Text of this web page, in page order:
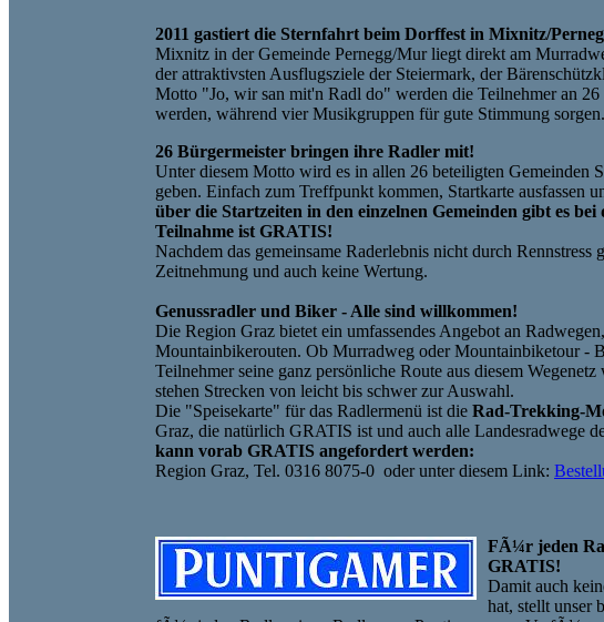
2011 gastiert die Sternfahrt beim Dorffest in Mixnitz/
Mixnitz in der Gemeinde Pernegg/Mur liegt direkt am
der attraktivsten Ausflugsziele der Steiermark, der
Motto "Jo, wir san mit'n Radl do" werden die Teilnehmer an
werden, während vier Musikgruppen für gute Stimmung sorgen.
26 Bürgermeister bringen ihre Radler mit!
Unter diesem Motto wird es in allen 26 beteiligten Gemeinden
geben. Einfach zum Treffpunkt kommen, Startkarte ausfassen
über die Startzeiten in den einzelnen Gemeinden gibt es
Teilnahme ist GRATIS!
Nachdem das gemeinsame Raderlebnis nicht durch Rennstress
Zeitnehmung und auch keine Wertung.
Genussradler und Biker - Alle sind willkommen!
Die Region Graz bietet ein umfassendes Angebot an
Mountainbikerouten. Ob Murradweg oder Mountainbiketour -
Teilnehmer seine ganz persönliche Route aus diesem
stehen Strecken von leicht bis schwer zur Auswahl.
Die "Speisekarte" für das Radlermenü ist die Rad-Trekking-
Graz, die natürlich GRATIS ist und auch alle Landesradwege
kann vorab GRATIS angefordert werden:
Region Graz, Tel. 0316 8075-0 oder unter diesem Link:
FÃ¼r jeden
GRATIS!
Damit auch
hat, stellt unser